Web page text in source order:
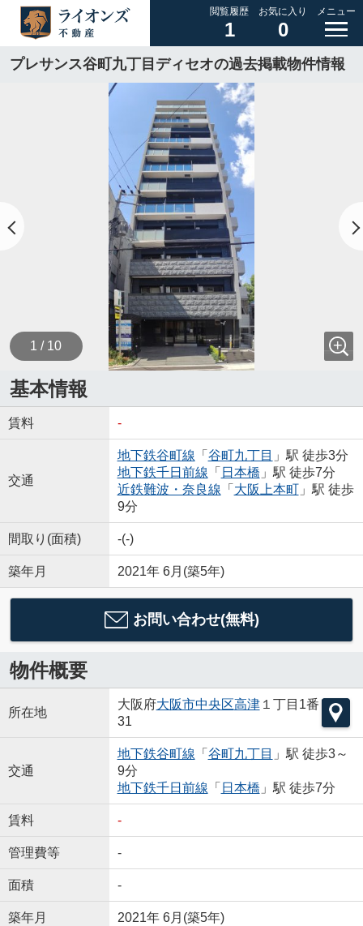
閲覧履歴
1
お気に入り
0
メニュー
プレサンス谷町九丁目ディセオの過去掲載物件情報
1 / 10
基本情報
賃料 -
交通
地下鉄谷町線 「 谷町九丁目 」駅 徒歩3分
地下鉄千日前線 「 日本橋 」駅 徒歩7分
近鉄難波・奈良線 「 大阪上本町」駅 徒歩
9分
間取り(面積) -(-)
築年月 2021年 6月(築5年)
お問い合わせ(無料)
物件概要
所在地
大阪府大阪市中央区高津１丁目1番
31
交通
地下鉄谷町線 「 谷町九丁目 」駅 徒歩3～
9分
地下鉄千日前線 「 日本橋 」駅 徒歩7分
賃料 -
管理費等 -
面積 -
築年月 2021年 6月(築5年)